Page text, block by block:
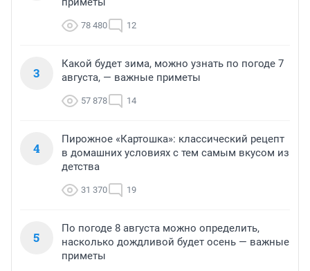
78 480 12
3
Какой будет зима, можно узнать по погоде 7
августа, — важные приметы
57 878 14
4
Пирожное «Картошка»: классический рецепт
в домашних условиях с тем самым вкусом из
детства
31 370 19
5
По погоде 8 августа можно определить,
насколько дождливой будет осень — важные
приметы